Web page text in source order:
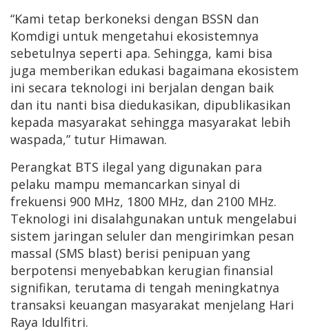
“Kami tetap berkoneksi dengan BSSN dan
Komdigi untuk mengetahui ekosistemnya
sebetulnya seperti apa. Sehingga, kami bisa
juga memberikan edukasi bagaimana ekosistem
ini secara teknologi ini berjalan dengan baik
dan itu nanti bisa diedukasikan, dipublikasikan
kepada masyarakat sehingga masyarakat lebih
waspada,” tutur Himawan.
Perangkat BTS ilegal yang digunakan para
pelaku mampu memancarkan sinyal di
frekuensi 900 MHz, 1800 MHz, dan 2100 MHz.
Teknologi ini disalahgunakan untuk mengelabui
sistem jaringan seluler dan mengirimkan pesan
massal (SMS blast) berisi penipuan yang
berpotensi menyebabkan kerugian finansial
signifikan, terutama di tengah meningkatnya
transaksi keuangan masyarakat menjelang Hari
Raya Idulfitri.